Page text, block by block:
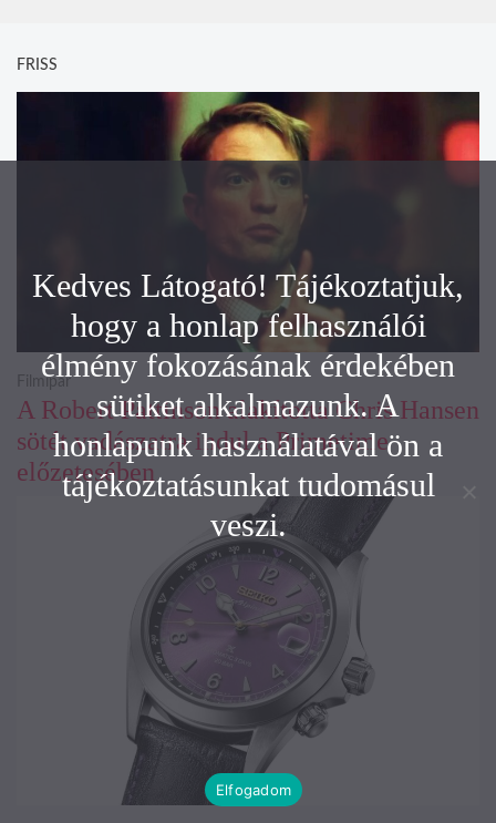
FRISS
A Robert Pattinson alakította Chris Hansen
sötét vadászatra indul a Primetime
előzetesében
Filmipar
Kedves Látogató! Tájékoztatjuk,
hogy a honlap felhasználói
élmény fokozásának érdekében
sütiket alkalmazunk. A
honlapunk használatával ön a
tájékoztatásunkat tudomásul
veszi.
Elfogadom